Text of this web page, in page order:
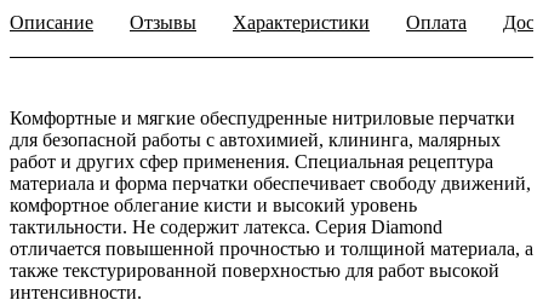
Описание Отзывы Характеристики Оплата
Комфортные и мягкие обеспудренные нитриловые перчатки
для безопасной работы с автохимией, клининга, малярных
работ и других сфер применения. Специальная рецептура
материала и форма перчатки обеспечивает свободу движений,
комфортное облегание кисти и высокий уровень
тактильности. Не содержит латекса. Серия Diamond
отличается повышенной прочностью и толщиной материала, а
также текстурированной поверхностью для работ высокой
интенсивности.